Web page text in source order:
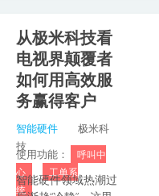
从极米科技看
电视界颠覆者
如何用高效服
务赢得客户
智能硬件
极米科
技
使用功能：
呼叫中
心
工单系
统
智能硬件领域热潮过